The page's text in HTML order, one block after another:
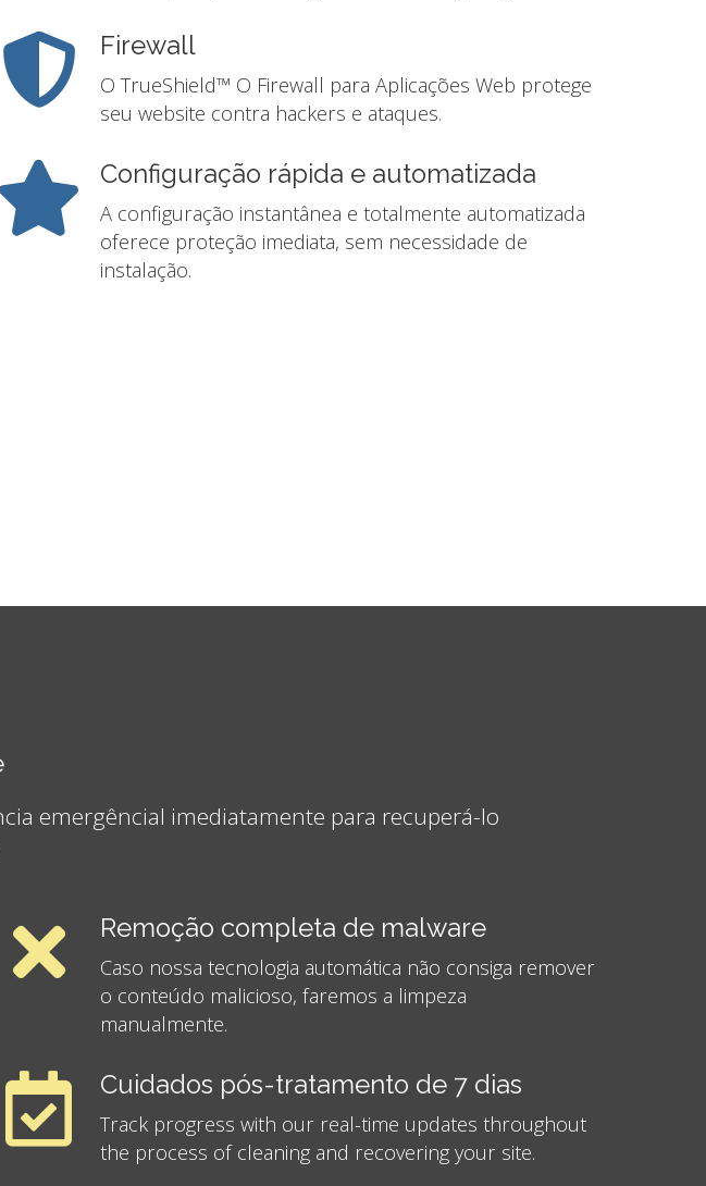
Firewall
O TrueShield™ O Firewall para Aplicações Web protege
seu website contra hackers e ataques.
Configuração rápida e automatizada
A configuração instantânea e totalmente automatizada
oferece proteção imediata, sem necessidade de
instalação.
emergêncial imediatamente para recuperá-lo
Remoção completa de malware
Caso nossa tecnologia automática não consiga remover
o conteúdo malicioso, faremos a limpeza
manualmente.
Cuidados pós-tratamento de 7 dias
Track progress with our real-time updates throughout
the process of cleaning and recovering your site.